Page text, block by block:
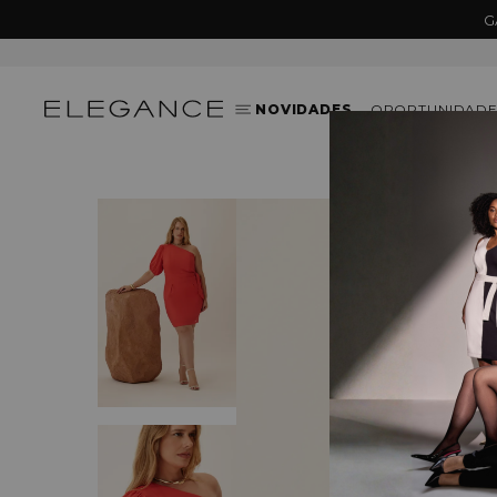
NOVIDADES